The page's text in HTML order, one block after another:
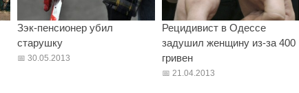
Зэк-пенсионер убил
старушку
30.05.2013
Рецидивист в Одессе
задушил женщину из-за 400
гривен
21.04.2013